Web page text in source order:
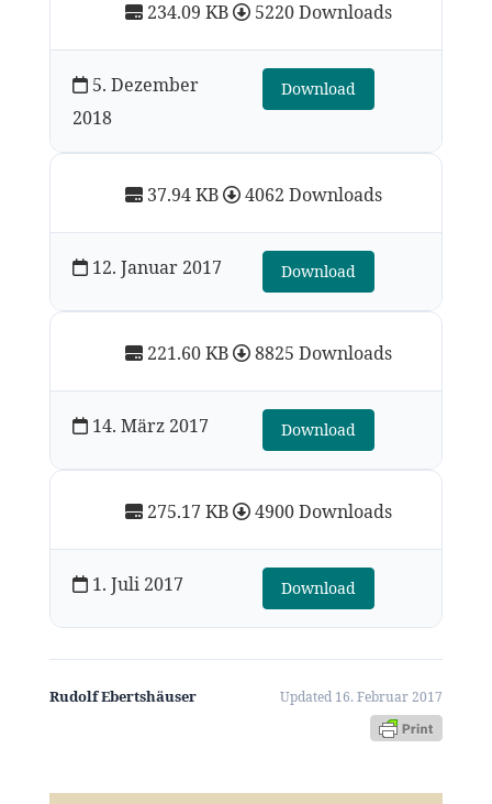
234.09 KB 5220 Downloads
5. Dezember
2018
Download
275.17 KB 4900 Downloads
1. Juli 2017 Download
221.60 KB 8825 Downloads
14. März 2017 Download
37.94 KB 4062 Downloads
12. Januar 2017 Download
Rudolf Ebertshäuser Updated 16. Februar 2017